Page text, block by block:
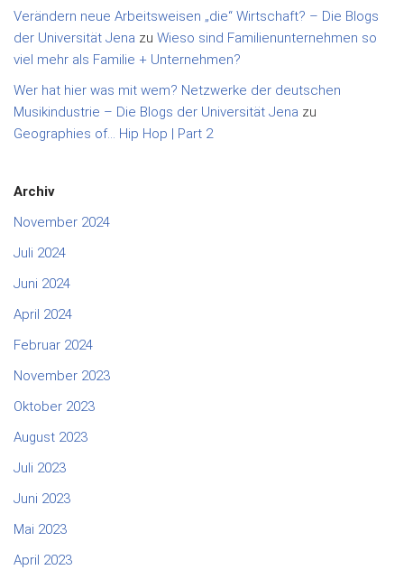
Verändern neue Arbeitsweisen „die“ Wirtschaft? – Die Blogs
der Universität Jena zu Wieso sind Familienunternehmen so
viel mehr als Familie + Unternehmen?
Wer hat hier was mit wem? Netzwerke der deutschen
Musikindustrie – Die Blogs der Universität Jena zu
Geographies of… Hip Hop | Part 2
Archiv
November 2024
Juli 2024
Juni 2024
April 2024
Februar 2024
November 2023
Oktober 2023
August 2023
Juli 2023
Juni 2023
Mai 2023
April 2023